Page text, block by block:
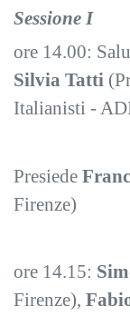
Sessione I
ore 14.00:
Silvia Tatti
Italianisti -
Presiede
Firenze)
ore 14.15:
Firenze),